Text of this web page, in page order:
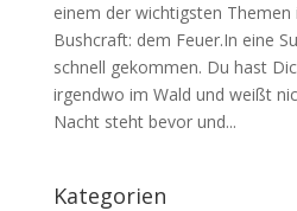
einem der wichtigsten Themen
Bushcraft: dem Feuer.In eine
schnell gekommen. Du hast
irgendwo im Wald und weißt
Nacht steht bevor und...
Kategorien